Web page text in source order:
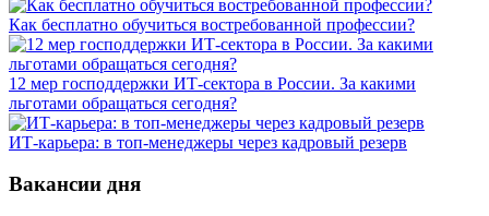
Как бесплатно обучиться востребованной профессии?
12 мер господдержки ИТ-сектора в России. За какими
льготами обращаться сегодня?
ИТ-карьера: в топ-менеджеры через кадровый резерв
Вакансии дня